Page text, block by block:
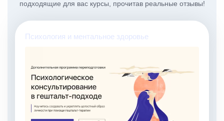
подходящие для вас курсы, прочитав реальные отзывы!
Психология и ментальное здоровье